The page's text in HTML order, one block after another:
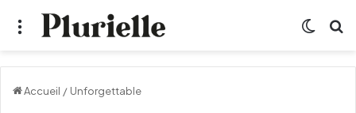
Menu
Accueil / Unforgettable